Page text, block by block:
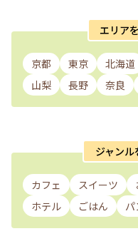
旅 #下鴨神社 #流し
り #お雛様 #お内裏
春 #春の京都 #こと
エリア
京都 東京 北海道
山梨
長野 奈良
ジャン
カフェ スイーツ
ホテル
ごはん パ